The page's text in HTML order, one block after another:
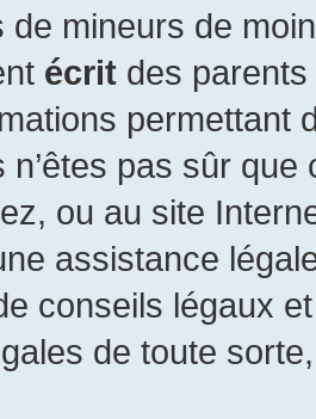
de mineurs de
écrit des parents
permettant
n’êtes pas sûr
ou au site
assistance
conseils légaux
de toute